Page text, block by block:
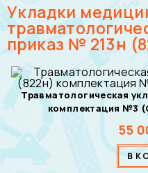
Укладки
приказ № 213н
Травматологическая
комплектация №3
55
В